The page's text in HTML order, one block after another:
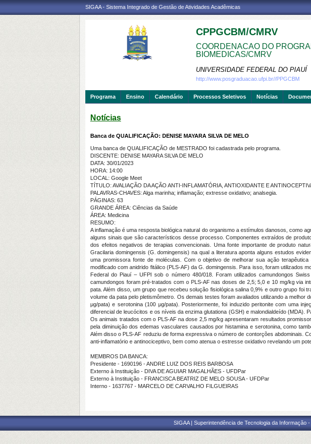
SIGAA - Sistema Integrado de Gestão de Atividades Acadêmicas
CPPGCBM/CMRV
COORDENACAO DO
BIOMEDICAS/CMRV
UNIVERSIDADE FEDERAL DO PIAUÍ
http://www.posgraduacao.ufpi.br//PPGCBM
Programa Ensino Calendário Processos Seletivos Notícias
Notícias
Banca de QUALIFICAÇÃO: DENISE MAYARA SILVA DE MELO
Uma banca de QUALIFICAÇÃO de MESTRADO foi cadastrada pelo programa.
DISCENTE: DENISE MAYARA SILVA DE MELO
DATA: 30/01/2023
HORA: 14:00
LOCAL: Google Meet
TÍTULO: AVALIAÇÃO DA AÇÃO ANTI-INFLAMATÓRIA, ANTIOXIDANTE E
PALAVRAS-CHAVES: Alga marinha; inflamação; extresse oxidativo; analsegia.
PÁGINAS: 63
GRANDE ÁREA: Ciências da Saúde
ÁREA: Medicina
RESUMO:
A inflamação é uma resposta biológica natural do organismo a estímulos danosos, como
alguns sinais que são característicos desse processo. Componentes extraídos de
dos efeitos negativos de terapias convencionais. Uma fonte importante de produto
Gracilaria domingensis (G. domingensis) na qual a literatura aponta alguns estudos
uma promissora fonte de moléculas. Com o objetivo de melhorar sua ação
modificado com anidrido fitálico (PLS-AF) da G. domingensis. Para isso, foram utilizados
Federal do Piauí – UFPI sob o número 480/018. Foram utilizados camundongos
camundongos foram pré-tratados com o PLS-AF nas doses de 2,5; 5,0 e 10 mg/kg via
pata. Além disso, um grupo que recebeu solução fisiológica salina 0,9% e outro grupo foi
volume da pata pelo pletismômetro. Os demais testes foram avaliados utilizando a
μg/pata) e serotonina (100 μg/pata). Posteriormente, foi induzido peritonite com uma
diferencial de leucócitos e os níveis da enzima glutationa (GSH) e malondialdeído
Os animais tratados com o PLS-AF na dose 2,5 mg/kg apresentaram resultados
pela diminuição dos edemas vasculares causados por histamina e serotonina, como
Além disso o PLS-AF reduziu de forma expressiva o número de contorções abdominais.
anti-inflamatório e antinociceptivo, bem como atenua o estresse oxidativo revelando um
MEMBROS DA BANCA:
Presidente - 1690196 - ANDRE LUIZ DOS REIS BARBOSA
Externo à Instituição - DIVA DE AGUIAR MAGALHÃES - UFDPar
Externo à Instituição - FRANCISCA BEATRIZ DE MELO SOUSA - UFDPar
Interno - 1637767 - MARCELO DE CARVALHO FILGUEIRAS
SIGAA | Superintendência de Tecnologia da